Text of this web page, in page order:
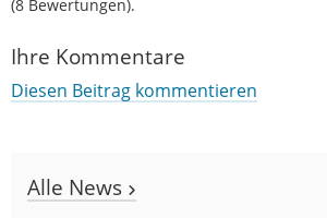
(8 Bewertungen).
Ihre Kommentare
Diesen Beitrag kommentieren
Alle News